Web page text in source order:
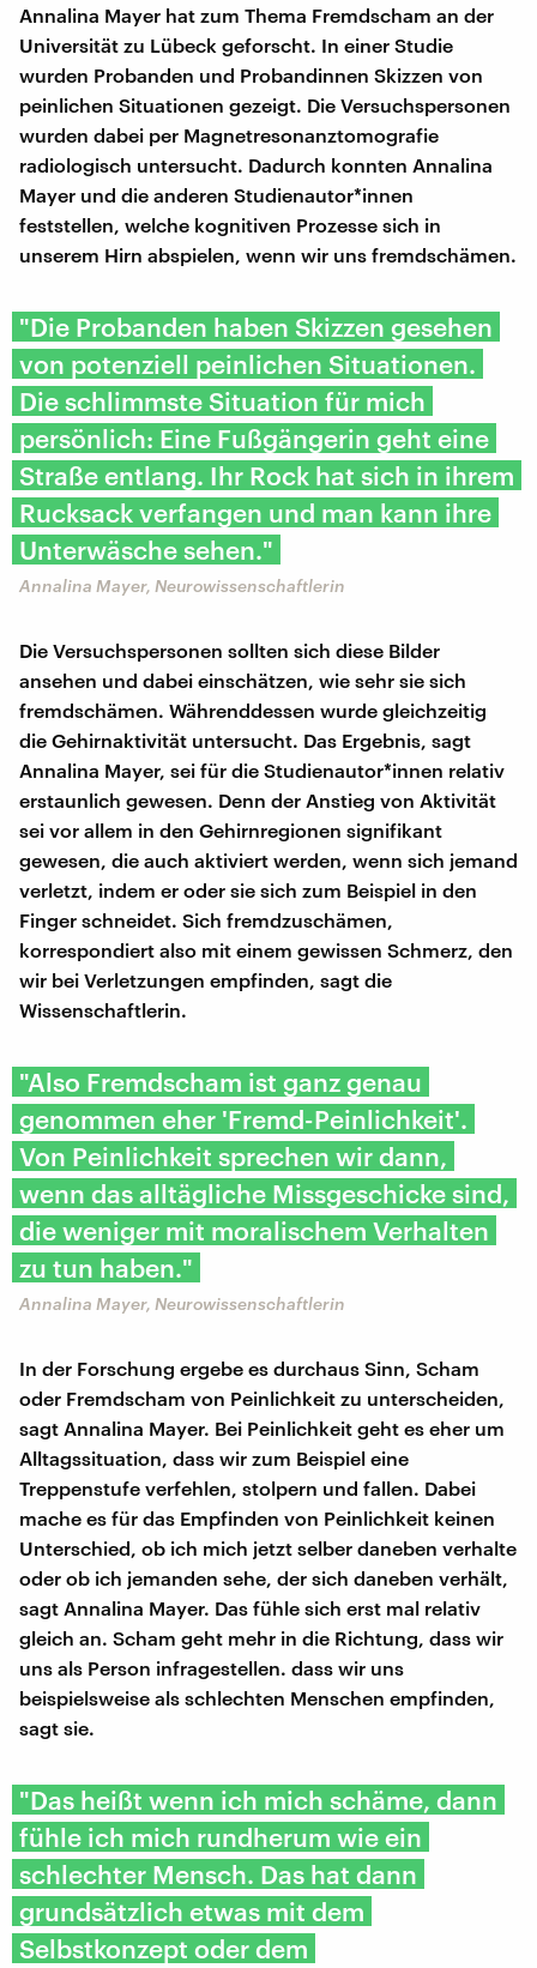
Annalina Mayer hat zum Thema Fremdscham an der
Universität zu Lübeck geforscht. In einer Studie
wurden Probanden und Probandinnen Skizzen von
peinlichen Situationen gezeigt. Die Versuchspersonen
wurden dabei per Magnetresonanztomografie
radiologisch untersucht. Dadurch konnten Annalina
Mayer und die anderen Studienautor*innen
feststellen, welche kognitiven Prozesse sich in
unserem Hirn abspielen, wenn wir uns fremdschämen.
"Die Probanden haben Skizzen gesehen
von potenziell peinlichen Situationen.
Die schlimmste Situation für mich
persönlich: Eine Fußgängerin geht eine
Straße entlang. Ihr Rock hat sich in ihrem
Rucksack verfangen und man kann ihre
Unterwäsche sehen."
Annalina Mayer, Neurowissenschaftlerin
Die Versuchspersonen sollten sich diese Bilder
ansehen und dabei einschätzen, wie sehr sie sich
fremdschämen. Währenddessen wurde gleichzeitig
die Gehirnaktivität untersucht. Das Ergebnis, sagt
Annalina Mayer, sei für die Studienautor*innen relativ
erstaunlich gewesen. Denn der Anstieg von Aktivität
sei vor allem in den Gehirnregionen signifikant
gewesen, die auch aktiviert werden, wenn sich jemand
verletzt, indem er oder sie sich zum Beispiel in den
Finger schneidet. Sich fremdzuschämen,
korrespondiert also mit einem gewissen Schmerz, den
wir bei Verletzungen empfinden, sagt die
Wissenschaftlerin.
"Also Fremdscham ist ganz genau
genommen eher 'Fremd-Peinlichkeit'.
Von Peinlichkeit sprechen wir dann,
wenn das alltägliche Missgeschicke sind,
die weniger mit moralischem Verhalten
zu tun haben."
Annalina Mayer, Neurowissenschaftlerin
In der Forschung ergebe es durchaus Sinn, Scham
oder Fremdscham von Peinlichkeit zu unterscheiden,
sagt Annalina Mayer. Bei Peinlichkeit geht es eher um
Alltagssituation, dass wir zum Beispiel eine
Treppenstufe verfehlen, stolpern und fallen. Dabei
mache es für das Empfinden von Peinlichkeit keinen
Unterschied, ob ich mich jetzt selber daneben verhalte
oder ob ich jemanden sehe, der sich daneben verhält,
sagt Annalina Mayer. Das fühle sich erst mal relativ
gleich an. Scham geht mehr in die Richtung, dass wir
uns als Person infragestellen. dass wir uns
beispielsweise als schlechten Menschen empfinden,
sagt sie.
"Das heißt wenn ich mich schäme, dann
fühle ich mich rundherum wie ein
schlechter Mensch. Das hat dann
grundsätzlich etwas mit dem
Selbstkonzept oder dem